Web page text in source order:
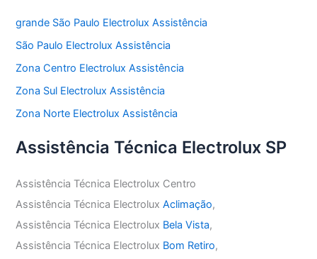
grande São Paulo Electrolux Assistência
São Paulo Electrolux Assistência
Zona Centro Electrolux Assistência
Zona Sul Electrolux Assistência
Zona Norte Electrolux Assistência
Assistência Técnica Electrolux SP
Assistência Técnica Electrolux Centro
Assistência Técnica ElectroluxAclimação,
Assistência Técnica Electrolux Bela Vista,
Assistência Técnica Electrolux Bom Retiro,